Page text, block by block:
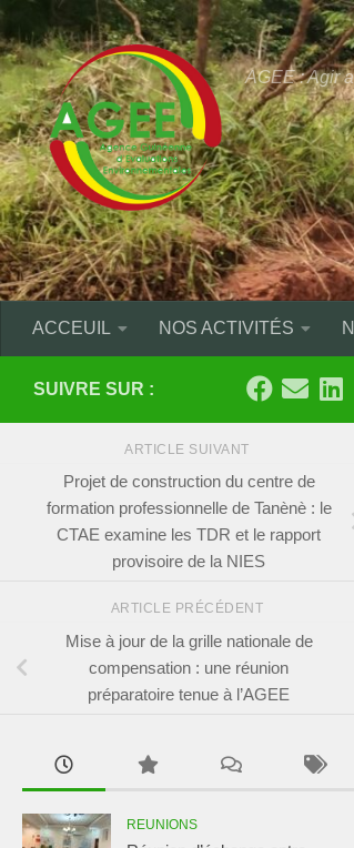
Skip to content
AGEE : Agir
ACCEUIL NOS ACTIVITÉS
SUIVRE SUR :
ARTICLE SUIVANT
Projet de construction du centre de
formation professionnelle de Tanènè : le
CTAE examine les TDR et le rapport
provisoire de la NIES
ARTICLE PRÉCÉDENT
Mise à jour de la grille nationale de
compensation : une réunion
préparatoire tenue à l’AGEE
REUNIONS